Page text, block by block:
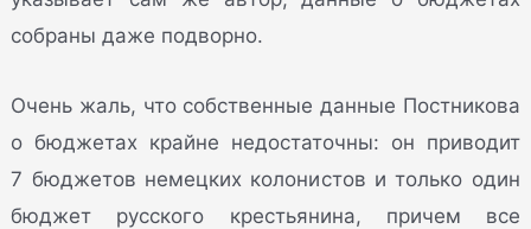
собраны даже подворно.
Очень жаль, что собственные данные Постникова
о бюджетах крайне недостаточны: он приводит
7 бюджетов немецких колонистов и только один
бюджет русского крестьянина, причем все